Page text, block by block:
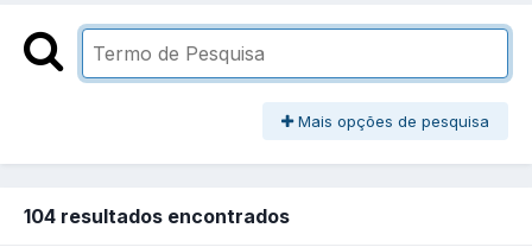
Mais opções de pesquisa
104 resultados encontrados